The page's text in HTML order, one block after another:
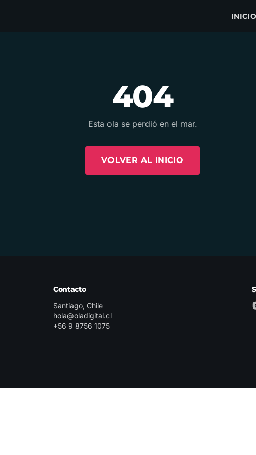
404
Esta ola se perdió en el mar.
VOLVER AL INICIO
Contacto
Santiago, Chile
hola@oladigital.cl
+56 9 8756 1075